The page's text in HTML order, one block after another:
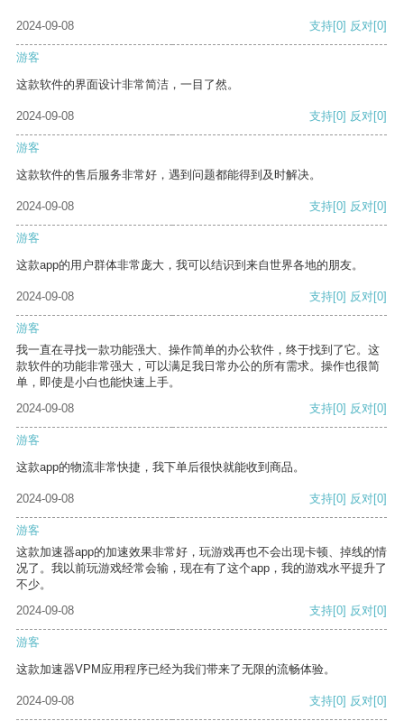
2024-09-08 支持[0] 反对[0]
游客
这款软件的界面设计非常简洁，一目了然。
2024-09-08 支持[0] 反对[0]
游客
这款软件的售后服务非常好，遇到问题都能得到及时解决。
2024-09-08 支持[0] 反对[0]
游客
这款app的用户群体非常庞大，我可以结识到来自世界各地的朋友。
2024-09-08 支持[0] 反对[0]
游客
我一直在寻找一款功能强大、操作简单的办公软件，终于找到了它。这
款软件的功能非常强大，可以满足我日常办公的所有需求。操作也很简
单，即使是小白也能快速上手。
2024-09-08
支持[0] 反对[0]
游客
这款app的物流非常快捷，我下单后很快就能收到商品。
2024-09-08 支持[0] 反对[0]
游客
这款加速器app的加速效果非常好，玩游戏再也不会出现卡顿、掉线的情
况了。我以前玩游戏经常会输，现在有了这个app，我的游戏水平提升了
不少。
2024-09-08
支持[0] 反对[0]
游客
这款加速器VPM应用程序已经为我们带来了无限的流畅体验。
2024-09-08 支持[0] 反对[0]